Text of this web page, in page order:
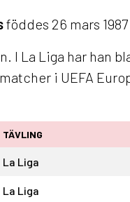
föddes 26 mars
I La Liga har han
i UEFA
TÄVLING
La Liga
La Liga